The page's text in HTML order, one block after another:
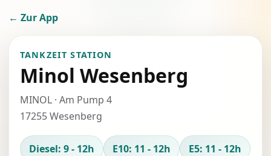
← Zur App
TANKZEIT STATION
Minol Wesenberg
MINOL · Am Pump 4
17255 Wesenberg
Diesel: 9 - 12h E10: 11 - 12h E5: 11 - 12h